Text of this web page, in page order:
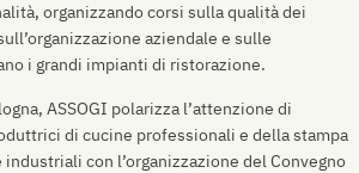
organizzando corsi sulla qualità dei
aziendale e sulle
i grandi impianti di ristorazione.
ASSOGI polarizza l’attenzione di
di cucine professionali e della stampa
con l’organizzazione del Convegno